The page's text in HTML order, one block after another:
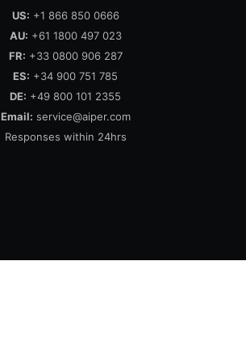
US: +1 866 850 0666
AU: +61 1800 497 023
FR: +33 0800 906 287
ES: +34 900 751 785
DE: +49 800 101 2355
Email: service@aiper.com
Responses within 24hrs